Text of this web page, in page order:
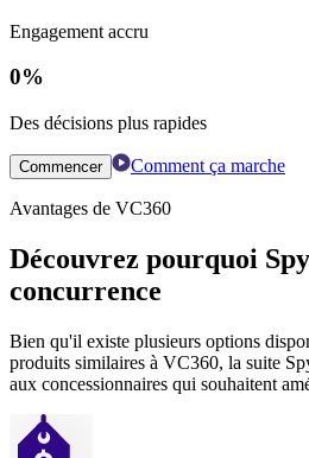
Engagement accru
0%
Des décisions plus rapides
Commencer Comment ça marche
Avantages de VC360
Découvrez pourquoi
concurrence
Bien qu'il existe plusieurs options
produits similaires à VC360, la suite
aux concessionnaires qui souhaitent